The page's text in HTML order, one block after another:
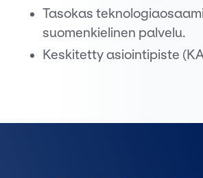
Tasokas
suomenkielinen palvelu.
Keskitetty asiointipiste